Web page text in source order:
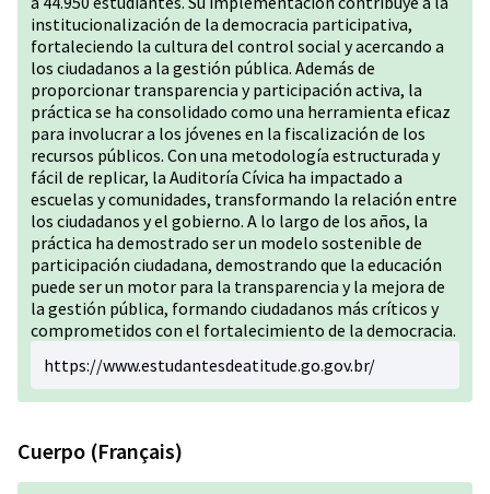
institucionalización de la democracia participativa,
fortaleciendo la cultura del control social y acercando a
los ciudadanos a la gestión pública. Además de
proporcionar transparencia y participación activa, la
práctica se ha consolidado como una herramienta eficaz
para involucrar a los jóvenes en la fiscalización de los
recursos públicos. Con una metodología estructurada y
fácil de replicar, la Auditoría Cívica ha impactado a
escuelas y comunidades, transformando la relación entre
los ciudadanos y el gobierno. A lo largo de los años, la
práctica ha demostrado ser un modelo sostenible de
participación ciudadana, demostrando que la educación
puede ser un motor para la transparencia y la mejora de
la gestión pública, formando ciudadanos más críticos y
comprometidos con el fortalecimiento de la democracia.
https://www.estudantesdeatitude.go.gov.br/
Cuerpo (Français)